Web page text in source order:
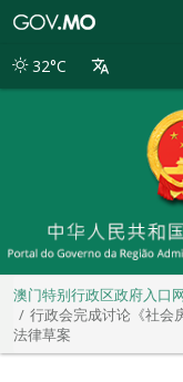
别
32°C
澳门特别行政区政府入口
行政会完成讨论《社会
法律草案